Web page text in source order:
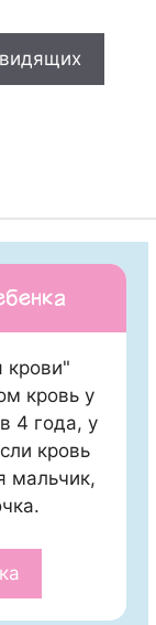
крови"
кровь у
4 года, у
кровь
мальчик,